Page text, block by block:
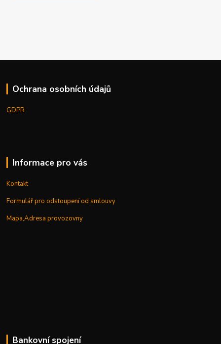
Ochrana osobních údajů
GDPR
Informace pro vás
Kontakt
Formulář pro odstoupení od smlouvy
Mapa,Adresa provozovny
Bankovní spojení